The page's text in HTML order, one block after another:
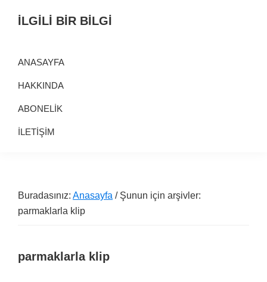
navigasyona
content
alanaİLGİLİ BİR BİLGİ
ANASAYFA
HAKKINDA
ABONELİK
İLETİŞİM
Buradasınız: Anasayfa / Şunun için arşivler:
parmaklarla klip
parmaklarla klip